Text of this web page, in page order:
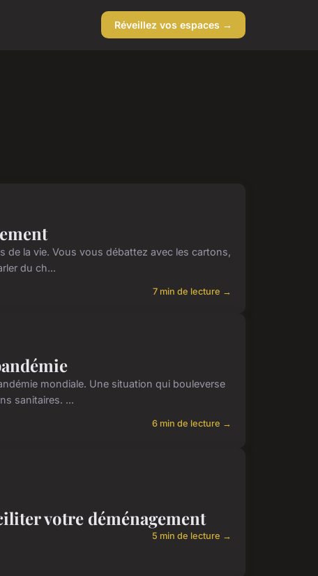
Réveillez vos espaces →
de la vie. Vous vous débattez avec les cartons,
du ch...
7 min de lecture →
mondiale. Une situation qui bouleverse
sanitaires. ...
6 min de lecture →
votre déménagement
5 min de lecture →